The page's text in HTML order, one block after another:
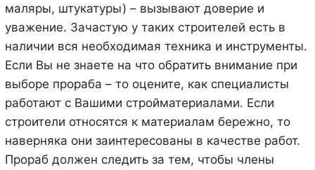
маляры, штукатуры) – вызывают доверие и
уважение. Зачастую у таких строителей есть в
наличии вся необходимая техника и инструменты.
Если Вы не знаете на что обратить внимание при
выборе прораба – то оцените, как специалисты
работают с Вашими стройматериалами. Если
строители относятся к материалам бережно, то
наверняка они заинтересованы в качестве работ.
Прораб должен следить за тем, чтобы члены